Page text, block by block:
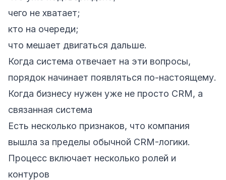
чего не хватает;
кто на очереди;
что мешает двигаться дальше.
Когда система отвечает на эти вопросы,
порядок начинает появляться по-настоящему.
Когда бизнесу нужен уже не просто CRM, а
связанная система
Есть несколько признаков, что компания
вышла за пределы обычной CRM-логики.
Процесс включает несколько ролей и
контуров